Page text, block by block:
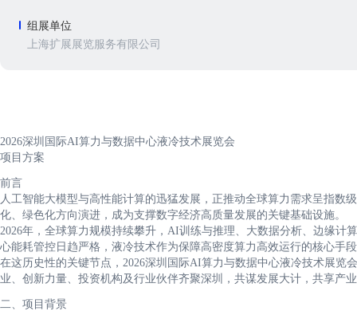
组展单位
上海扩展展览服务有限公司
2026深圳国际AI算力与数据中心液冷技术展览会
项目方案
前言
人工智能大模型与高性能计算的迅猛发展，正推动全球算力需求呈指数
化、绿色化方向演进，成为支撑数字经济高质量发展的关键基础设施。
2026年，全球算力规模持续攀升，AI训练与推理、大数据分析、边缘计
心能耗管控日趋严格，液冷技术作为保障高密度算力高效运行的核心手
在这历史性的关键节点，2026深圳国际AI算力与数据中心液冷技术展
业、创新力量、投资机构及行业伙伴齐聚深圳，共谋发展大计，共享产
二、项目背景